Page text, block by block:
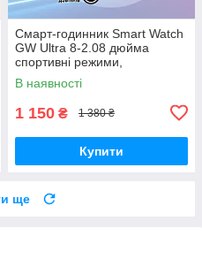
Смарт-годинник Smart Watch
GW Ultra 8-2.08 дюйма
спортивні режими,
моніторинг здоров'я, дзвінки
Black
В наявності
1 150 ₴ 1 380 ₴
Купити
ще